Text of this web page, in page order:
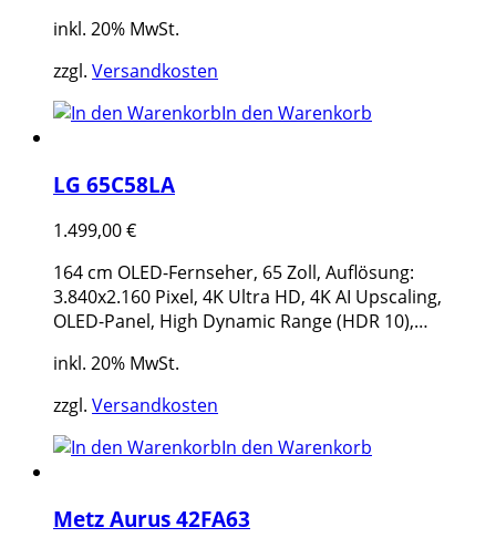
inkl. 20% MwSt.
zzgl. Versandkosten
In den Warenkorb
LG 65C58LA
1.499,00€
164 cm OLED-Fernseher, 65 Zoll, Auflösung:
3.840x2.160 Pixel, 4K Ultra HD, 4K AI Upscaling,
OLED-Panel, High Dynamic Range (HDR 10),…
inkl. 20% MwSt.
zzgl. Versandkosten
In den Warenkorb
Metz Aurus 42FA63